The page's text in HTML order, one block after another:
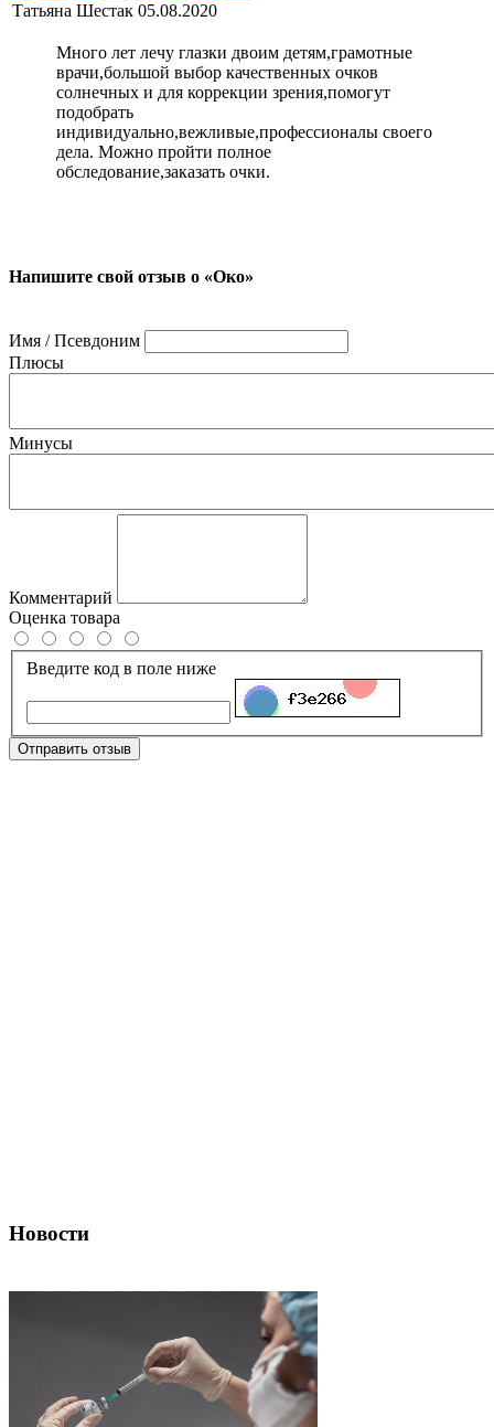
Татьяна Шестак 05.08.2020
Много лет лечу глазки двоим детям,грамотные
врачи,большой выбор качественных очков
солнечных и для коррекции зрения,помогут
подобрать
индивидуально,вежливые,профессионалы своего
дела. Можно пройти полное
обследование,заказать очки.
Напишите свой отзыв о «Око»
Имя / Псевдоним
Плюсы
Минусы
Комментарий
Оценка товара
Введите код в поле ниже
Отправить отзыв
Новости